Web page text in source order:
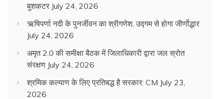
बुशकटर July 24, 2026
ऋषिपर्णा नदी के पुनर्जीवन का श्रीगणेश, उद्गम से होगा जीर्णोद्धार
July 24, 2026
अमृत 2.0 की समीक्षा बैठक में जिलाधिकारी द्वारा जल स्रोत
संरक्षण July 24, 2026
श्रमिक कल्याण के लिए प्रतिबद्ध है सरकार: CM July 23,
2026